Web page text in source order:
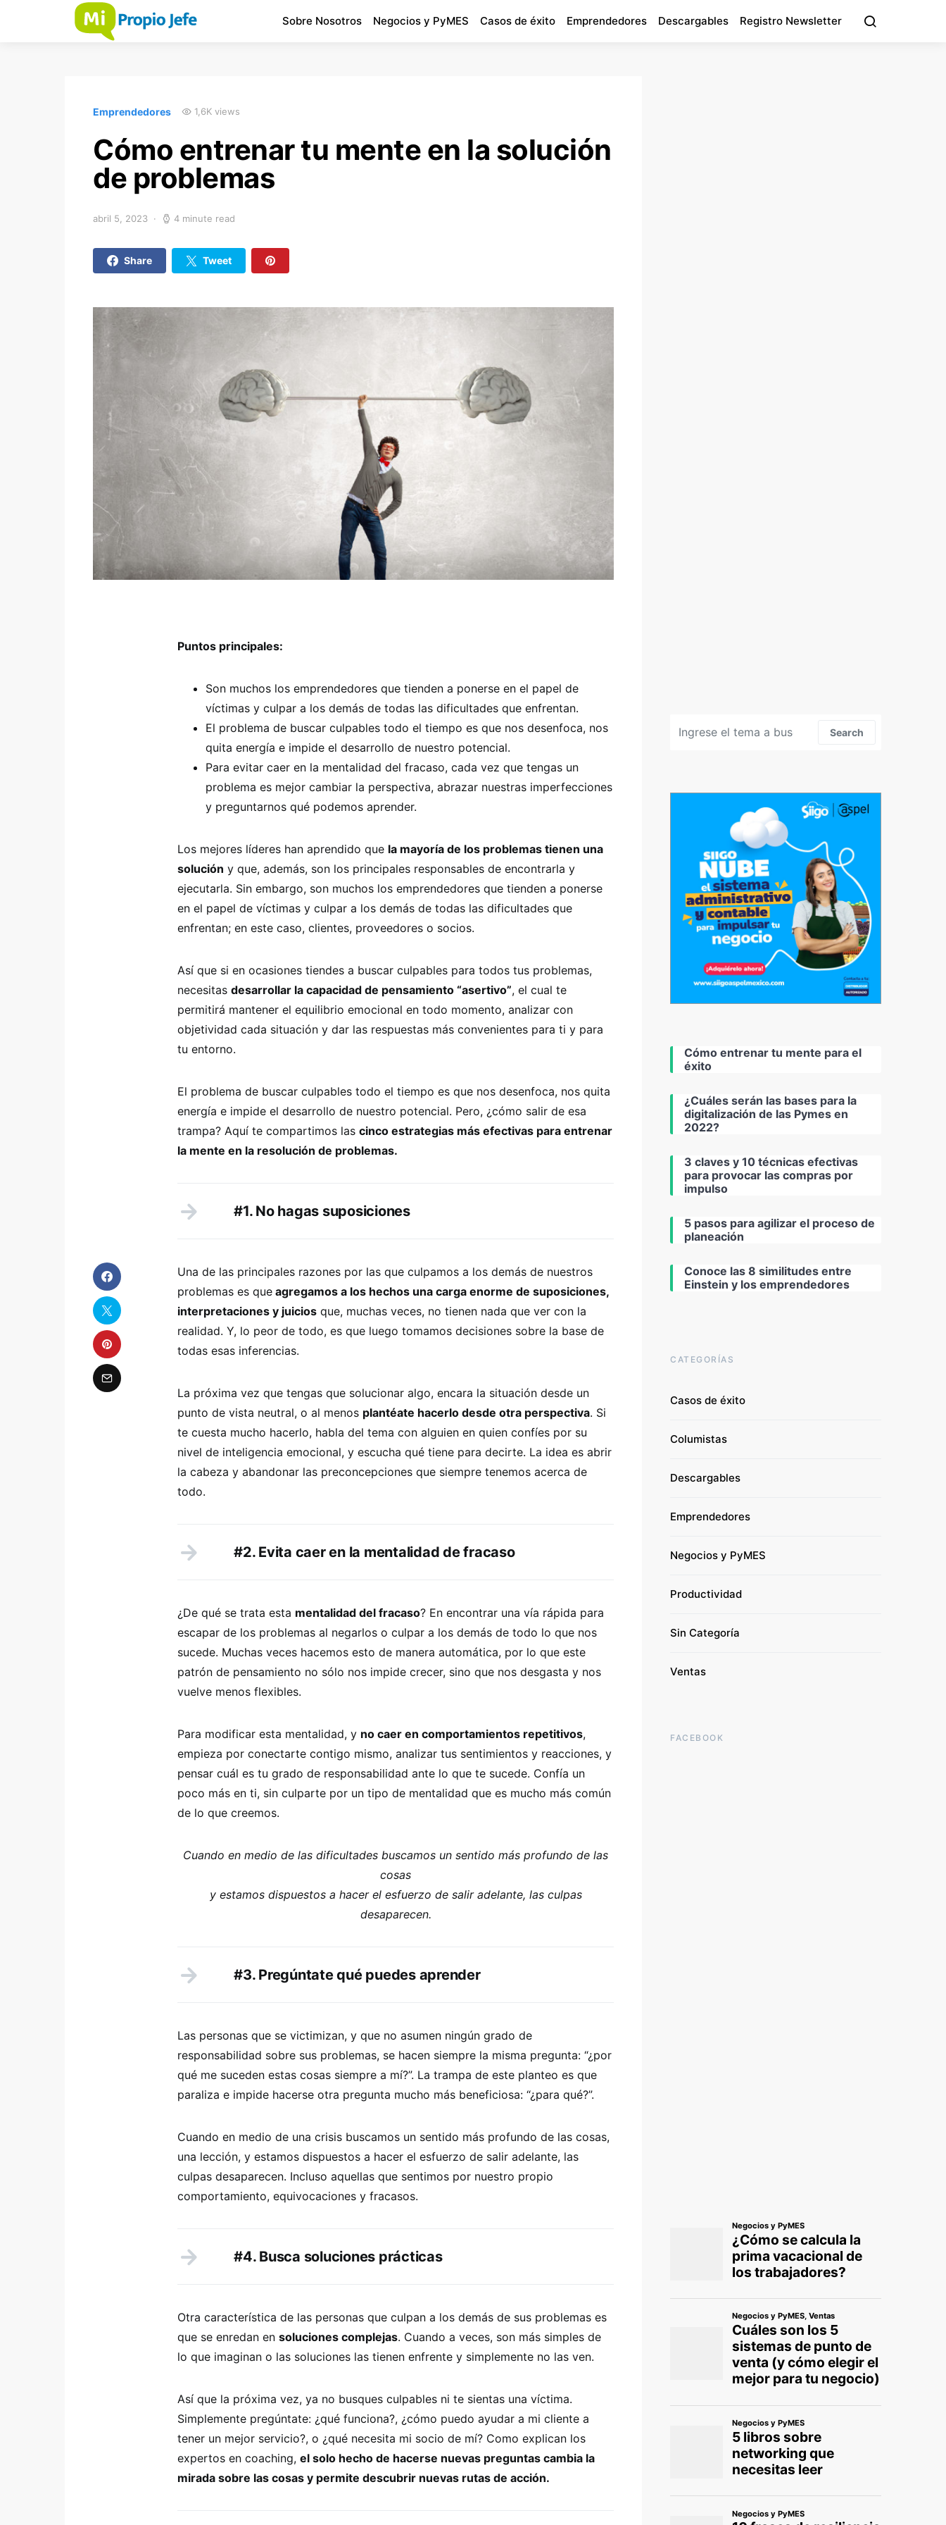
Sobre Nosotros Negocios y PyMES Casos de éxito Emprendedores Descargables Registro Newsletter
Emprendedores 1,6K views
Cómo entrenar tu mente en la solución
de problemas
abril 5, 2023 4 minute read
Share Tweet
Puntos principales:
Son muchos los emprendedores que tienden a ponerse en el papel de
víctimas y culpar a los demás de todas las dificultades que enfrentan.
El problema de buscar culpables todo el tiempo es que nos desenfoca, nos
quita energía e impide el desarrollo de nuestro potencial.
Para evitar caer en la mentalidad del fracaso, cada vez que tengas un
problema es mejor cambiar la perspectiva, abrazar nuestras imperfecciones
y preguntarnos qué podemos aprender.
Los mejores líderes han aprendido que la mayoría de los problemas tienen una
solución y que, además, son los principales responsables de encontrarla y
ejecutarla. Sin embargo, son muchos los emprendedores que tienden a ponerse
en el papel de víctimas y culpar a los demás de todas las dificultades que
enfrentan; en este caso, clientes, proveedores o socios.
Así que si en ocasiones tiendes a buscar culpables para todos tus problemas,
necesitas desarrollar la capacidad de pensamiento “asertivo”, el cual te
permitirá mantener el equilibrio emocional en todo momento, analizar con
objetividad cada situación y dar las respuestas más convenientes para ti y para
tu entorno.
El problema de buscar culpables todo el tiempo es que nos desenfoca, nos quita
energía e impide el desarrollo de nuestro potencial. Pero, ¿cómo salir de esa
trampa? Aquí te compartimos las cinco estrategias más efectivas para entrenar
la mente en la resolución de problemas.
#1. No hagas suposiciones
Una de las principales razones por las que culpamos a los demás de nuestros
problemas es que agregamos a los hechos una carga enorme de suposiciones,
interpretaciones y juicios que, muchas veces, no tienen nada que ver con la
realidad. Y, lo peor de todo, es que luego tomamos decisiones sobre la base de
todas esas inferencias.
La próxima vez que tengas que solucionar algo, encara la situación desde un
punto de vista neutral, o al menos plantéate hacerlo desde otra perspectiva. Si
te cuesta mucho hacerlo, habla del tema con alguien en quien confíes por su
nivel de inteligencia emocional, y escucha qué tiene para decirte. La idea es abrir
la cabeza y abandonar las preconcepciones que siempre tenemos acerca de
todo.
#2. Evita caer en la mentalidad de fracaso
¿De qué se trata esta mentalidad del fracaso? En encontrar una vía rápida para
escapar de los problemas al negarlos o culpar a los demás de todo lo que nos
sucede. Muchas veces hacemos esto de manera automática, por lo que este
patrón de pensamiento no sólo nos impide crecer, sino que nos desgasta y nos
vuelve menos flexibles.
Para modificar esta mentalidad, y no caer en comportamientos repetitivos,
empieza por conectarte contigo mismo, analizar tus sentimientos y reacciones, y
pensar cuál es tu grado de responsabilidad ante lo que te sucede. Confía un
poco más en ti, sin culparte por un tipo de mentalidad que es mucho más común
de lo que creemos.
Cuando en medio de las dificultades buscamos un sentido más profundo de las
cosas
y estamos dispuestos a hacer el esfuerzo de salir adelante, las culpas
desaparecen.
#3. Pregúntate qué puedes aprender
Las personas que se victimizan, y que no asumen ningún grado de
responsabilidad sobre sus problemas, se hacen siempre la misma pregunta: “¿por
qué me suceden estas cosas siempre a mí?”. La trampa de este planteo es que
paraliza e impide hacerse otra pregunta mucho más beneficiosa: “¿para qué?”.
Cuando en medio de una crisis buscamos un sentido más profundo de las cosas,
una lección, y estamos dispuestos a hacer el esfuerzo de salir adelante, las
culpas desaparecen. Incluso aquellas que sentimos por nuestro propio
comportamiento, equivocaciones y fracasos.
#4. Busca soluciones prácticas
Otra característica de las personas que culpan a los demás de sus problemas es
que se enredan en soluciones complejas. Cuando a veces, son más simples de
lo que imaginan o las soluciones las tienen enfrente y simplemente no las ven.
Así que la próxima vez, ya no busques culpables ni te sientas una víctima.
Simplemente pregúntate: ¿qué funciona?, ¿cómo puedo ayudar a mi cliente a
tener un mejor servicio?, o ¿qué necesita mi socio de mí? Como explican los
expertos en coaching, el solo hecho de hacerse nuevas preguntas cambia la
mirada sobre las cosas y permite descubrir nuevas rutas de acción.
Search
Cómo entrenar tu mente para el
éxito
¿Cuáles serán las bases para la
digitalización de las Pymes en
2022?
3 claves y 10 técnicas efectivas
para provocar las compras por
impulso
5 pasos para agilizar el proceso de
planeación
Conoce las 8 similitudes entre
Einstein y los emprendedores
CATEGORÍAS
Casos de éxito
Columistas
Descargables
Emprendedores
Negocios y PyMES
Productividad
Sin Categoría
Ventas
FACEBOOK